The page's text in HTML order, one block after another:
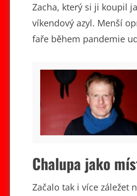
Zacha, který si ji koupil
víkendový azyl. Menší
faře během pandemie
Chalupa jako
Začalo tak i více